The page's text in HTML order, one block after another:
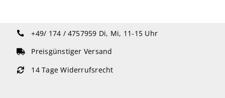
+49/ 174 / 4757959 Di, Mi, 11-15 Uhr
Preisgünstiger Versand
14 Tage Widerrufsrecht